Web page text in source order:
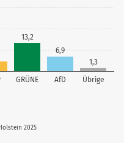
GRÜNE AfD Übrige
13,2
6,9
1,3
2025